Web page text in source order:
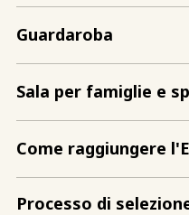
Guardaroba
Sala per famiglie e
Come raggiungere
Processo di